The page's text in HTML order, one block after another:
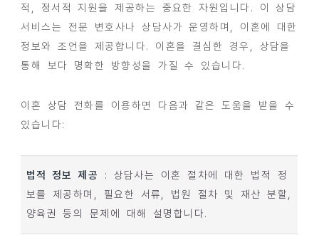
적, 정서적 지원을 제공하는 중요한 자원입니다. 이 상담
서비스는 전문 변호사나 상담사가 운영하며, 이혼에 대한
정보와 조언을 제공합니다. 이혼을 결심한 경우, 상담을
통해 보다 명확한 방향성을 가질 수 있습니다.
이혼 상담 전화를 이용하면 다음과 같은 도움을 받을 수
있습니다:
법적 정보 제공
: 상담사는 이혼 절차에 대한 법적 정
보를 제공하며, 필요한 서류, 법원 절차 및 재산 분할,
양육권 등의 문제에 대해 설명합니다.